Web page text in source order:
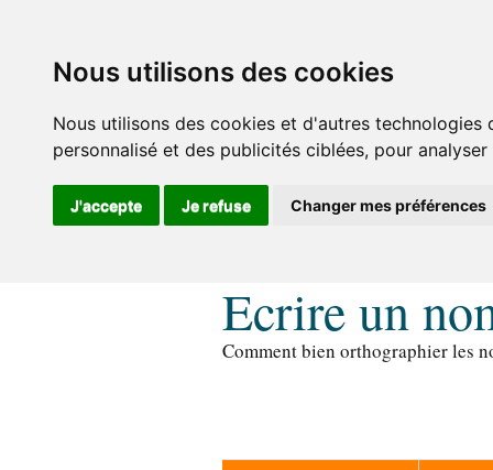
Nous utilisons des cookies
Nous utilisons des cookies et d'autres
personnalisé et des publicités ciblées, pour
J'accepte Je refuse Changer mes préférences
Ecrire un
Comment bien orthographier les